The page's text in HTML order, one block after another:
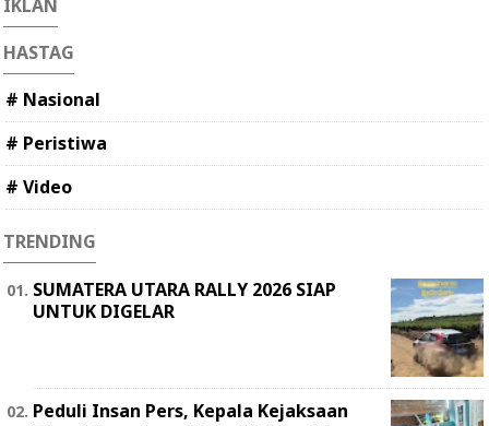
IKLAN
HASTAG
# Nasional
# Peristiwa
# Video
TRENDING
SUMATERA UTARA RALLY 2026 SIAP
UNTUK DIGELAR
Peduli Insan Pers, Kepala Kejaksaan